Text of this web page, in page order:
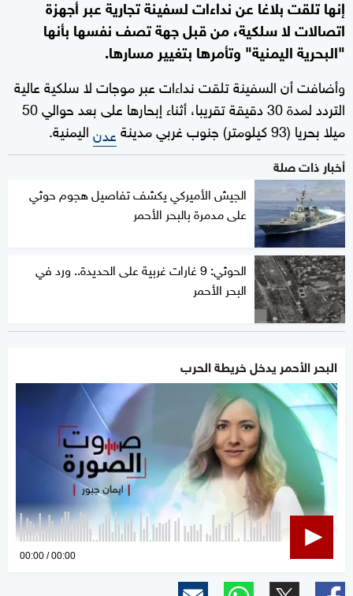
إنها تلقت بلاغا عن نداءات لسفينة تجارية عبر أجهزة
اتصالات لا سلكية، من قبل جهة تصف نفسها بأنها
"البحرية اليمنية" وتأمرها بتغيير مسارها.
وأضافت أن السفينة تلقت نداءات عبر موجات لا سلكية عالية
التردد لمدة 30 دقيقة تقريبا، أثناء إبحارها على بعد حوالي 50
ميلا بحريا (93 كيلومتر) جنوب غربي مدينة
عدناليمنية.
أخبار ذات صلة
الجيش الأميركي يكشف تفاصيل هجوم حوثي
على مدمرة بالبحر الأحمر
الحوثي: 9 غارات غربية على الحديدة.. ورد في
البحر الأحمر
البحر الأحمر يدخل خريطة الحرب
0
00:00 00:00